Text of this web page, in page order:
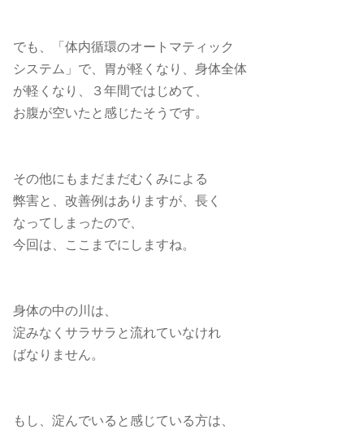
でも、「体内循環のオートマティック
システム」で、胃が軽くなり、身体全体
が軽くなり、３年間ではじめて、
お腹が空いたと感じたそうです。
その他にもまだまだむくみによる
弊害と、改善例はありますが、長く
なってしまったので、
今回は、ここまでにしますね。
身体の中の川は、
淀みなくサラサラと流れていなけれ
ばなりません。
もし、淀んでいると感じている方は、